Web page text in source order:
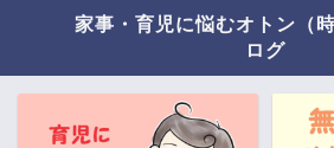
家事・育児に悩むオトン（
ログ